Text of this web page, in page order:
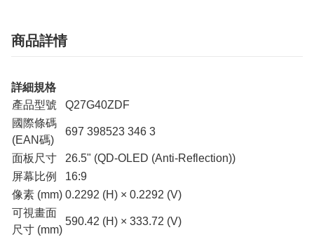
商品詳情
詳細規格
產品型號
Q27G40ZDF
國際條碼
(EAN碼)
697 398523 346 3
面板尺寸
26.5" (QD-OLED (Anti-Reflection))
屏幕比例
16:9
像素 (mm) 0.2292 (H) × 0.2292 (V)
可視畫面
尺寸 (mm)
590.42 (H) × 333.72 (V)